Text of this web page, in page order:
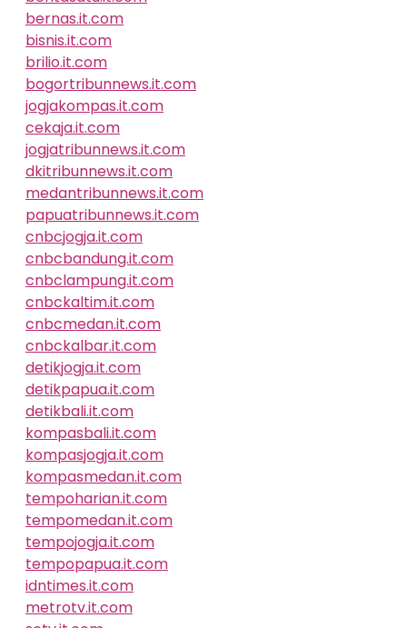
bernas.it.com
bisnis.it.com
brilio.it.com
bogortribunnews.it.com
jogjakompas.it.com
cekaja.it.com
jogjatribunnews.it.com
dkitribunnews.it.com
medantribunnews.it.com
papuatribunnews.it.com
cnbcjogja.it.com
cnbcbandung.it.com
cnbclampung.it.com
cnbckaltim.it.com
cnbcmedan.it.com
cnbckalbar.it.com
detikjogja.it.com
detikpapua.it.com
detikbali.it.com
kompasbali.it.com
kompasjogja.it.com
kompasmedan.it.com
tempoharian.it.com
tempomedan.it.com
tempojogja.it.com
tempopapua.it.com
idntimes.it.com
metrotv.it.com